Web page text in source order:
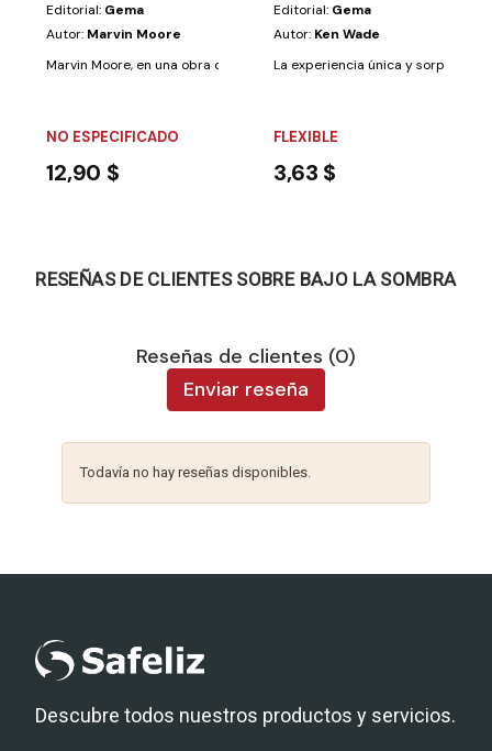
Editorial: Gema
Autor: Marvin Moore
Marvin Moore, en una obra que se acerca a las 300 páginas, discute
NO ESPECIFICADO
12,90 $
Editorial: Gema
Autor: Ken Wade
La experiencia única y
FLEXIBLE
3,63 $
RESEÑAS DE CLIENTES SOBRE BAJO LA SOMBRA
Reseñas de clientes (0)
Enviar reseña
Todavía no hay reseñas disponibles.
Descubre todos nuestros productos y servicios.